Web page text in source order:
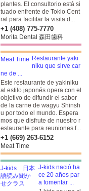
plantes. El consultorio está si
tuado enfrente de Tokio Cent
ral para facilitar la visita d...
+1 (408) 775-7770
Morita Dental 森田歯科
Restaurante yaki
niku que sirve car
ne de ...
Este restaurante de yakiniku
al estilo japonés opera con el
objetivo de difundir el sabor
de la carne de wagyu Shinsh
u por todo el mundo. Espera
mos que disfrute de nuestro r
estaurante para reuniones f...
+1 (669) 263-6152
Meat Time
J-kids nació ha
ce 20 años par
a fomentar ...